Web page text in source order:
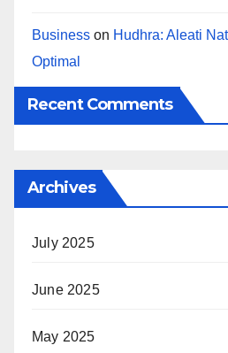
Business on Hudhra: Aleati
Optimal
Recent Comments
Archives
July 2025
June 2025
May 2025